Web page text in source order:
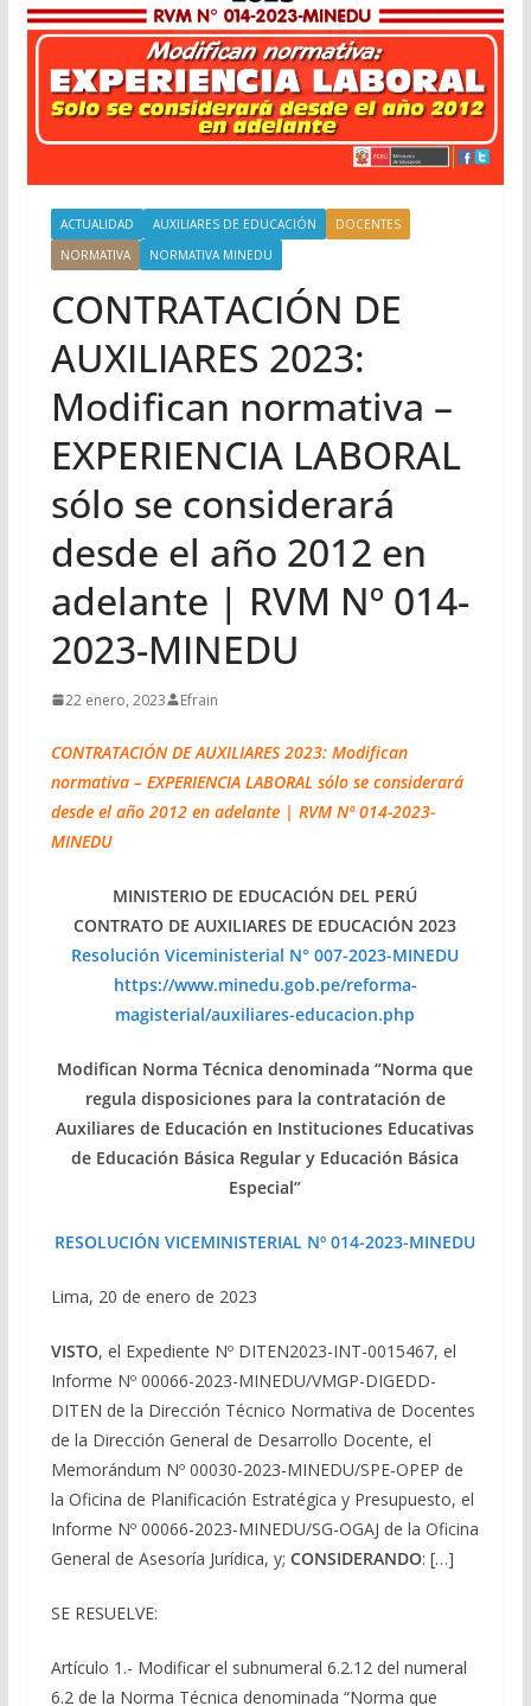
ACTUALIDAD AUXILIARES DE EDUCACIÓN
DOCENTES
NORMATIVA
NORMATIVA MINEDU
CONTRATACIÓN DE
AUXILIARES 2023:
Modifican normativa –
EXPERIENCIA LABORAL
sólo se considerará
desde el año 2012 en
adelante | RVM Nº 014-
2023-MINEDU
22 enero, 2023 Efrain
CONTRATACIÓN DE AUXILIARES 2023: Modifican
normativa – EXPERIENCIA LABORAL sólo se considerará
desde el año 2012 en adelante | RVM Nº 014-2023-
MINEDU
MINISTERIO DE EDUCACIÓN DEL PERÚ
CONTRATO DE AUXILIARES DE EDUCACIÓN 2023
Resolución Viceministerial N° 007-2023-MINEDU
https://www.minedu.gob.pe/reforma-
magisterial/auxiliares-educacion.php
Modifican Norma Técnica denominada “Norma que
regula disposiciones para la contratación de
Auxiliares de Educación en Instituciones Educativas
de Educación Básica Regular y Educación Básica
Especial”
RESOLUCIÓN VICEMINISTERIAL Nº 014-2023-MINEDU
Lima, 20 de enero de 2023
VISTO, el Expediente Nº DITEN2023-INT-0015467, el
Informe Nº 00066-2023-MINEDU/VMGP-DIGEDD-
DITEN de la Dirección Técnico Normativa de Docentes
de la Dirección General de Desarrollo Docente, el
Memorándum Nº 00030-2023-MINEDU/SPE-OPEP de
la Oficina de Planificación Estratégica y Presupuesto, el
Informe Nº 00066-2023-MINEDU/SG-OGAJ de la Oficina
General de Asesoría Jurídica, y; CONSIDERANDO: […]
SE RESUELVE:
Artículo 1.- Modificar el subnumeral 6.2.12 del numeral
6.2 de la Norma Técnica denominada “Norma que